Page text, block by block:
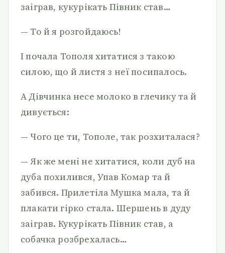
заіграв, кукурікать Півник став…
— То й я розгойдаюсь!
І почала Тополя хитатися з такою
силою, що й листя з неї посипалось.
А Дівчинка несе молоко в глечику та й
дивується:
— Чого це ти, Тополе, так розхиталася?
— Як же мені не хитатися, коли дуб на
дуба похилився, Упав Комар та й
забився. Прилетіла Мушка мала, та й
плакати гірко стала. Шершень в дуду
заіграв. Кукурікать Півник став, а
собачка розбрехалась…